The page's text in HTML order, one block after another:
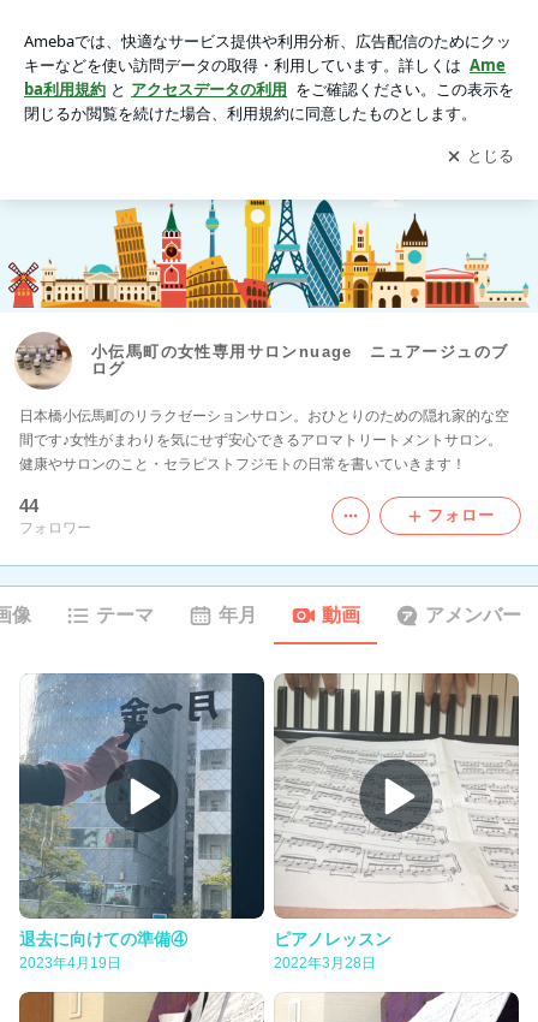
ブログ
アプリをダウンロードして ブログの更新通知
を受け取りまし
ょう。
開く
小伝馬町の女性専用サロンnuage ニュアージュのブ
ログ
日本橋小伝馬町のリラクゼーションサロン。おひとりのための隠れ家的な空
間です♪女性がまわりを気にせず安心できるアロマトリートメントサロン。
健康やサロンのこと・セラピストフジモトの日常を書いていきます！
44
フォロワー
フォロー
像 テーマ 年月 動画 アメンバー
退去に向けての準備④
2023年4月19日
ピアノレッスン
2022年3月28日